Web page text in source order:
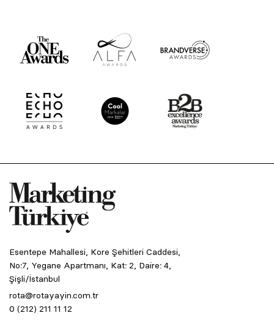
Esentepe Mahallesi, Kore Şehitleri Caddesi,
No:7, Yegane Apartmanı, Kat: 2, Daire: 4,
Şişli/İstanbul
rota@rotayayin.com.tr
0 (212) 211 11 12